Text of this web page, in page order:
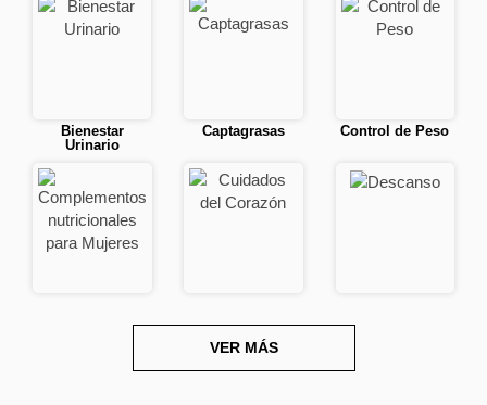
Bienestar
Urinario
Captagrasas Control de Peso
VER MÁS